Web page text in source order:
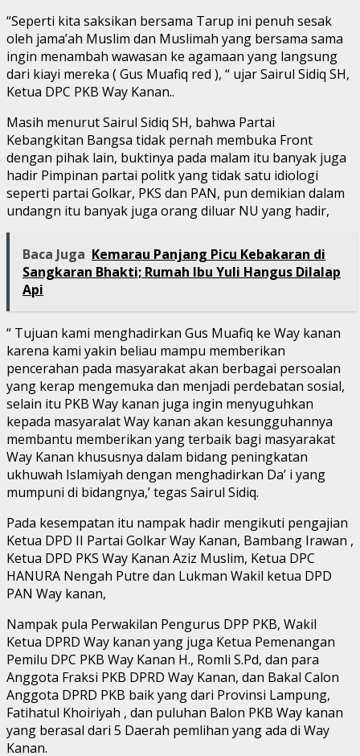
“Seperti kita saksikan bersama Tarup ini penuh sesak
oleh jama’ah Muslim dan Muslimah yang bersama sama
ingin menambah wawasan ke agamaan yang langsung
dari kiayi mereka ( Gus Muafiq red ), “ ujar Sairul Sidiq SH,
Ketua DPC PKB Way Kanan..
Masih menurut Sairul Sidiq SH, bahwa Partai
Kebangkitan Bangsa tidak pernah membuka Front
dengan pihak lain, buktinya pada malam itu banyak juga
hadir Pimpinan partai politk yang tidak satu idiologi
seperti partai Golkar, PKS dan PAN, pun demikian dalam
undangn itu banyak juga orang diluar NU yang hadir,
Baca Juga Kemarau Panjang Picu Kebakaran di
Sangkaran Bhakti; Rumah Ibu Yuli Hangus Dilalap
Api
“ Tujuan kami menghadirkan Gus Muafiq ke Way kanan
karena kami yakin beliau mampu memberikan
pencerahan pada masyarakat akan berbagai persoalan
yang kerap mengemuka dan menjadi perdebatan sosial,
selain itu PKB Way kanan juga ingin menyuguhkan
kepada masyaralat Way kanan akan kesungguhannya
membantu memberikan yang terbaik bagi masyarakat
Way Kanan khususnya dalam bidang peningkatan
ukhuwah Islamiyah dengan menghadirkan Da’ i yang
mumpuni di bidangnya,’ tegas Sairul Sidiq.
Pada kesempatan itu nampak hadir mengikuti pengajian
Ketua DPD II Partai Golkar Way Kanan, Bambang Irawan ,
Ketua DPD PKS Way Kanan Aziz Muslim, Ketua DPC
HANURA Nengah Putre dan Lukman Wakil ketua DPD
PAN Way kanan,
Nampak pula Perwakilan Pengurus DPP PKB, Wakil
Ketua DPRD Way kanan yang juga Ketua Pemenangan
Pemilu DPC PKB Way Kanan H., Romli S.Pd, dan para
Anggota Fraksi PKB DPRD Way Kanan, dan Bakal Calon
Anggota DPRD PKB baik yang dari Provinsi Lampung,
Fatihatul Khoiriyah , dan puluhan Balon PKB Way kanan
yang berasal dari 5 Daerah pemlihan yang ada di Way
Kanan.